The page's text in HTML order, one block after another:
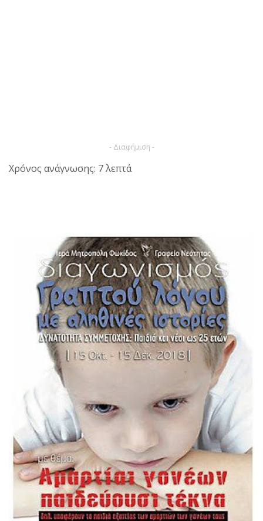
- Διαφήμιση -
Χρόνος ανάγνωσης: 7 λεπτά